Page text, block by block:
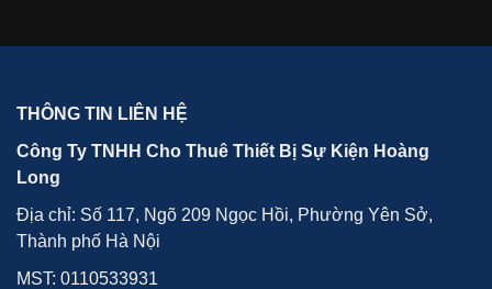
THÔNG TIN LIÊN HỆ
Công Ty TNHH Cho Thuê Thiết Bị Sự Kiện Hoàng
Long
Địa chỉ: Số 117, Ngõ 209 Ngọc Hồi, Phường Yên Sở,
Thành phố Hà Nội
MST: 0110533931